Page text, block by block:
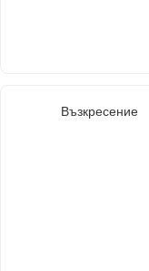
Възкресение